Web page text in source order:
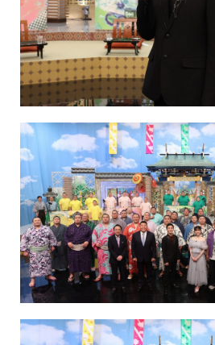
NAKAMA入会
CHIZULOG
FAQ
お問い合わせ
メールマガジン登録/解除